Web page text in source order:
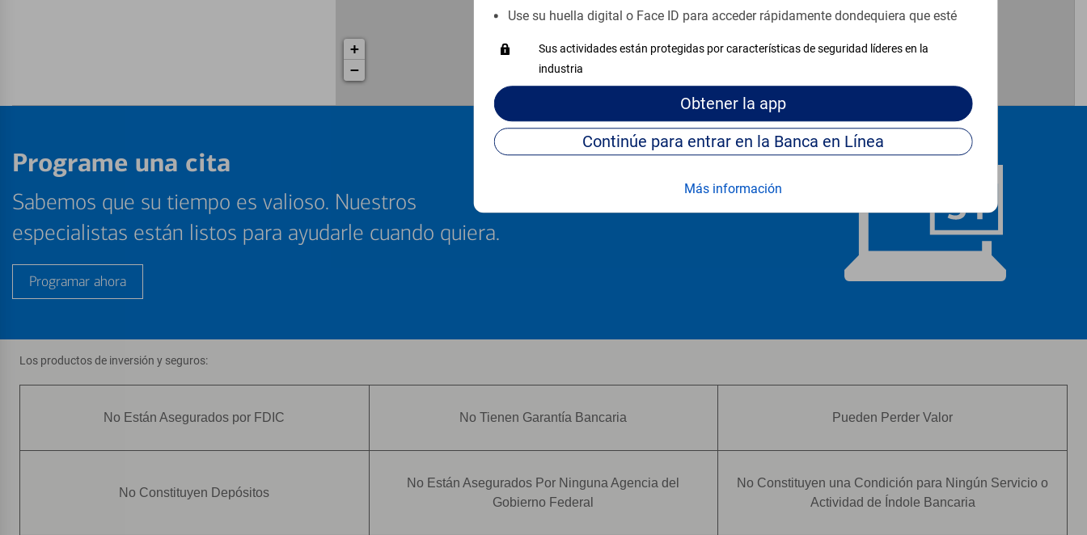
Use su huella digital o Face ID para acceder rápidamente dondequiera que esté
Sus actividades están protegidas por características de seguridad líderes en la
industria
Obtener la app
Continúe para entrar en la Banca en Línea
Más información
+
−
Programe una cita
Sabemos que su tiempo es valioso. Nuestros
especialistas están listos para ayudarle cuando quiera.
Programar ahora
Los productos de inversión y seguros:
No Están Asegurados por FDIC No Tienen Garantía Bancaria Pueden Perder Valor
No Constituyen Depósitos
No Están Asegurados Por Ninguna Agencia del
Gobierno Federal
No Constituyen una Condición para Ningún Servicio o
Actividad de Índole Bancaria